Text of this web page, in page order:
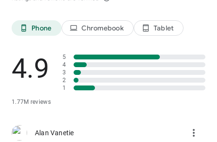
phone_android Phone laptop Chromebook tablet_android Tablet
4.9
1.77M reviews
5
4
3
2
1
Alan Vanetie more_vert